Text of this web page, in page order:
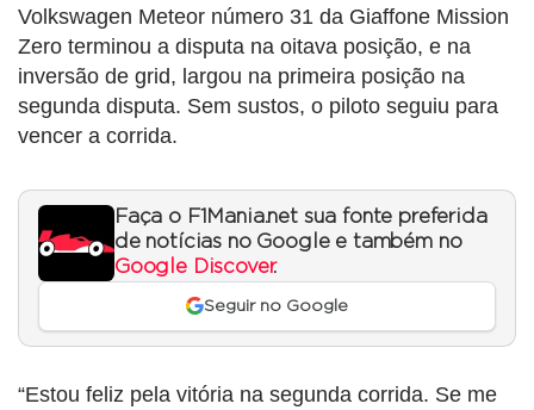
Volkswagen Meteor número 31 da Giaffone Mission
Zero terminou a disputa na oitava posição, e na
inversão de grid, largou na primeira posição na
segunda disputa. Sem sustos, o piloto seguiu para
vencer a corrida.
Faça o F1Mania.net sua fonte preferida
de notícias no Google e também no
Google Discover.
Seguir no Google
“Estou feliz pela vitória na segunda corrida. Se me